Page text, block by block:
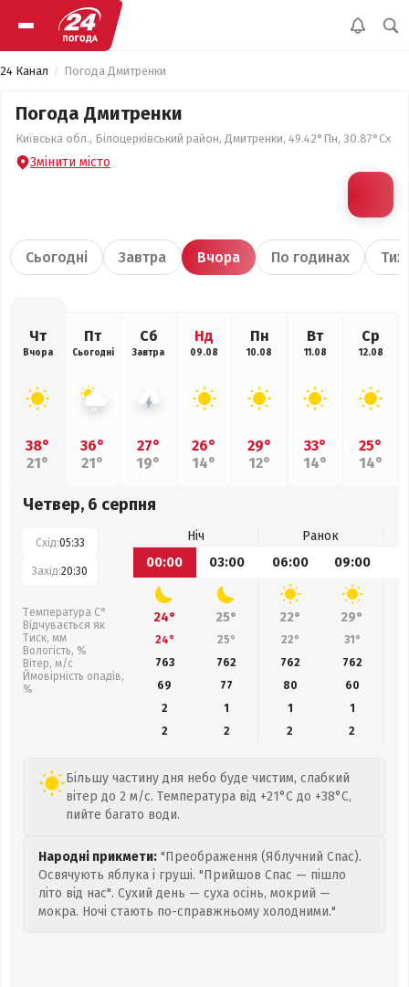
24 Канал Погода Дмитренки
Погода Дмитренки
Київська обл., Білоцерківський район, Дмитренки, 49.42°Пн, 30.87°Сх
Змінити місто
Сьогодні Завтра Вчора По годинах
Чт
Вчора
38°
21°
Пт
Сьогодні
36°
21°
Сб
Завтра
27°
19°
Нд
09.08
26°
14°
Пн
10.08
29°
12°
Вт
11.08
33°
14°
Ср
12.08
25°
14°
Четвер, 6 серпня
Схід:05:33
Захід:20:30
Температура С°
Відчувається як
Тиск, мм
Вологість, %
Вітер, м/с
Ймовірність опадів,
%
Ніч
Ранок
00:00
03:00 06:00 09:00
24° 25° 22° 29°
24° 25° 22° 31°
763
762 762 762
69
77 80 60
2
1 1
1
2
2 2 2
Більшу частину дня небо буде чистим, слабкий
вітер до 2 м/с. Температура від +21°C до +38°C,
пийте багато води.
Народні прикмети: "Преображення (Яблучний Спас).
Освячують яблука і груші. "Прийшов Спас — пішло
літо від нас". Сухий день — суха осінь, мокрий —
мокра. Ночі стають по-справжньому холодними."